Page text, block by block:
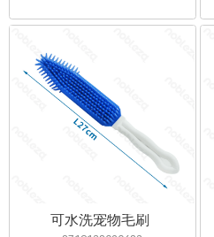
可水洗宠物毛刷